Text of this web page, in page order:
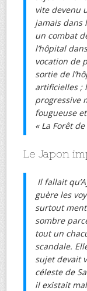
vite devenu
jamais dans
un combat
l’hôpital
vocation de
sortie de
artificielles ;
progressive
fougueuse
« La Forêt
Le Japon
Il fallait
guère les
surtout
sombre
tout un
scandale.
sujet devait
céleste de
il existait